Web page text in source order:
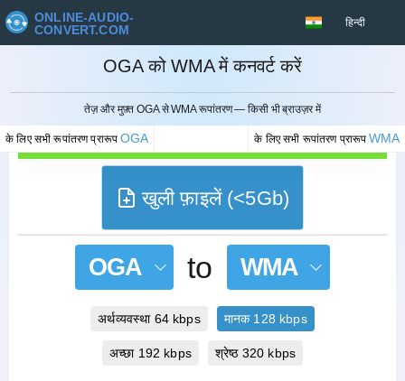
ONLINE-AUDIO-
CONVERT.COM
हिन्दी
OGA को WMA में कनवर्ट करें
तेज़ और मुफ़्त OGA से WMA रूपांतरण — किसी भी ब्राउज़र में
के लिए सभी रूपांतरण प्रारूपOGA के लिए सभी रूपांतरण प्रारूपWMA
रद्द करना
खुली फ़ाइलें (<5Gb)
OGA to WMA
अर्थव्यवस्था 64 kbps मानक 128 kbps
अच्छा 192 kbps श्रेष्ठ 320 kbps